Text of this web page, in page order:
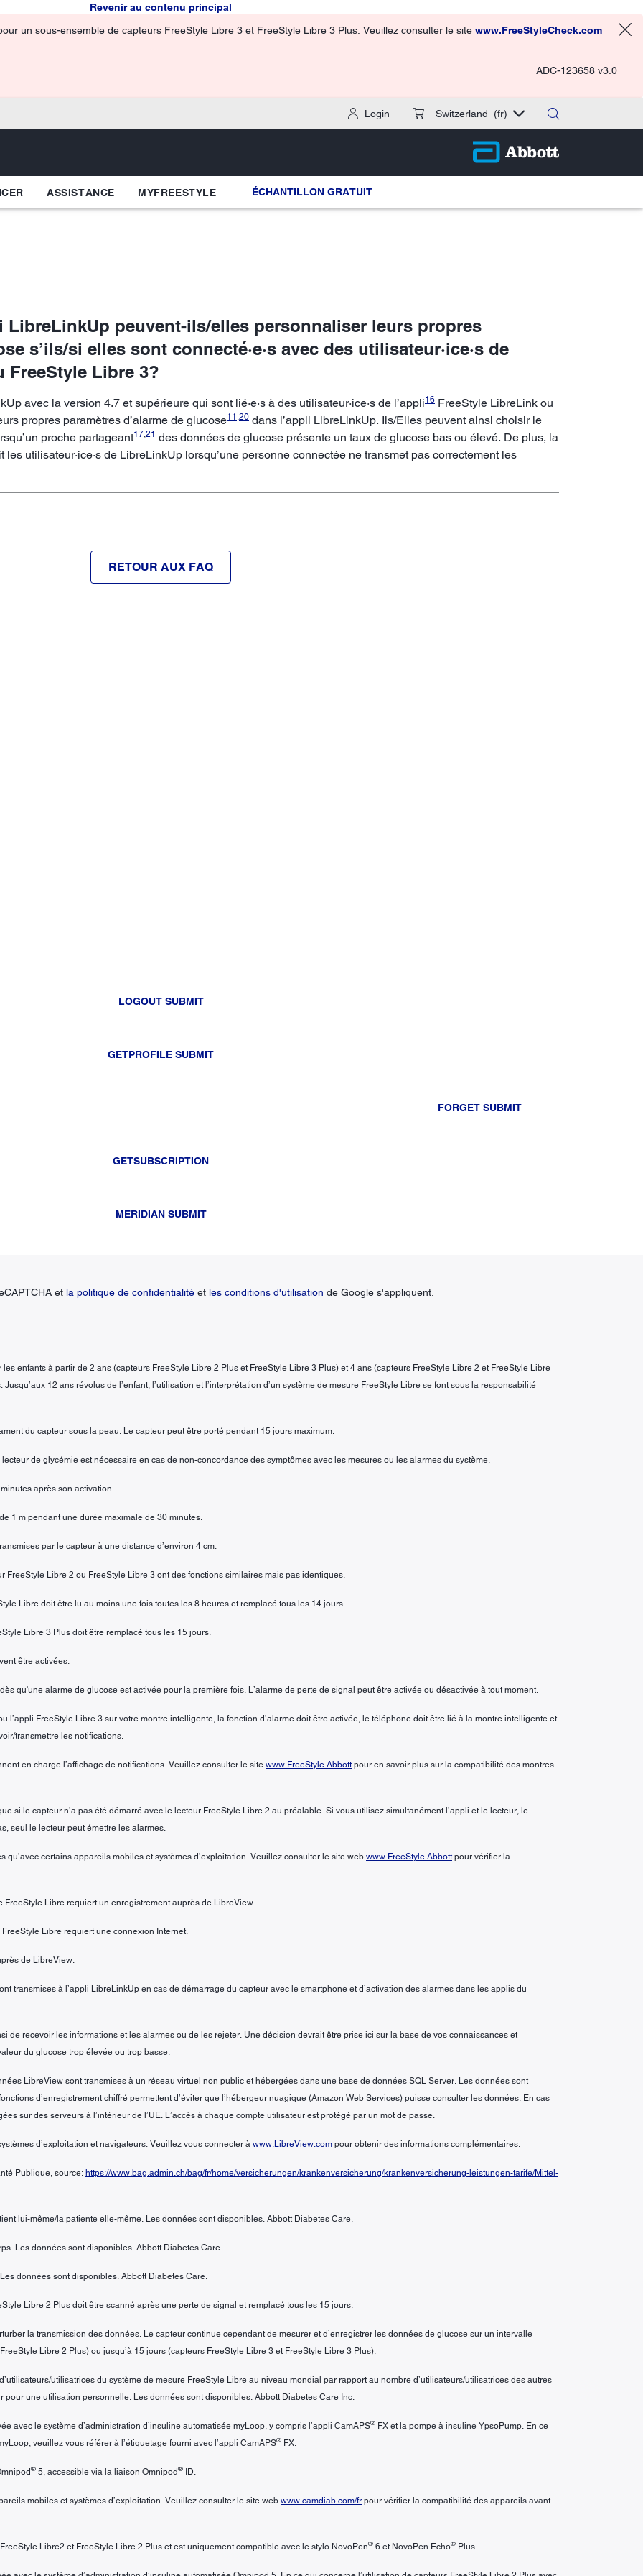
Revenir au contenu principal
un sous-ensemble de capteurs FreeStyle Libre 3 et FreeStyle Libre 3 Plus. Veuillez consulter le site www.FreeStyleCheck.com
ADC-123658 v3.0
Login Switzerland (fr)
ASSISTANCE MYFREESTYLE ÉCHANTILLON GRATUIT
LibreLinkUp peuvent-ils/elles personnaliser leurs propres
s’ils/si elles sont connecté·e·s avec des utilisateur·ice·s de
FreeStyle Libre 3?
avec la version 4.7 et supérieure qui sont lié·e·s à des utilisateur·ice·s de l’appli16 FreeStyle LibreLink ou
propres paramètres d’alarme de glucose11 ,20 dans l’appli LibreLinkUp. Ils/Elles peuvent ainsi choisir le
proche partageant17,21 des données de glucose présente un taux de glucose bas ou élevé. De plus, la
utilisateur·ice·s de LibreLinkUp lorsqu’une personne connectée ne transmet pas correctement les
RETOUR AUX FAQ
LOGOUT SUBMIT
GETPROFILE SUBMIT
FORGET SUBMIT
GETSUBSCRIPTION
MERIDIAN SUBMIT
et la politique de confidentialitéet les conditions d'utilisation de Google s'appliquent.
enfants à partir de 2 ans (capteurs FreeStyle Libre 2 Plus et FreeStyle Libre 3 Plus) et 4 ans (capteurs FreeStyle Libre 2 et FreeStyle Libre
12 ans révolus de l’enfant, l’utilisation et l’interprétation d’un système de mesure FreeStyle Libre se font sous la responsabilité
du capteur sous la peau. Le capteur peut être porté pendant 15 jours maximum.
de glycémie est nécessaire en cas de non-concordance des symptômes avec les mesures ou les alarmes du système.
après son activation.
1 m pendant une durée maximale de 30 minutes.
par le capteur à une distance d’environ 4 cm.
FreeStyle Libre 2 ou FreeStyle Libre 3 ont des fonctions similaires mais pas identiques.
Libre doit être lu au moins une fois toutes les 8 heures et remplacé tous les 14 jours.
Libre 3 Plus doit être remplacé tous les 15 jours.
être activées.
qu'une alarme de glucose est activée pour la première fois. L’alarme de perte de signal peut être activée ou désactivée à tout moment.
l’appli FreeStyle Libre 3 sur votre montre intelligente, la fonction d’alarme doit être activée, le téléphone doit être lié à la montre intelligente et
transmettre les notifications.
en charge l’affichage de notifications. Veuillez consulter le site www.FreeStyle.Abbott pour en savoir plus sur la compatibilité des montres
si le capteur n’a pas été démarré avec le lecteur FreeStyle Libre 2 au préalable. Si vous utilisez simultanément l’appli et le lecteur, le
seul le lecteur peut émettre les alarmes.
certains appareils mobiles et systèmes d’exploitation. Veuillez consulter le site web www.FreeStyle.Abbott pour vérifier la
Libre requiert un enregistrement auprès de LibreView.
Libre requiert une connexion Internet.
de LibreView.
transmises à l’appli LibreLinkUp en cas de démarrage du capteur avec le smartphone et d’activation des alarmes dans les applis du
de recevoir les informations et les alarmes ou de les rejeter. Une décision devrait être prise ici sur la base de vos connaissances et
du glucose trop élevée ou trop basse.
LibreView sont transmises à un réseau virtuel non public et hébergées dans une base de données SQL Server. Les données sont
d’enregistrement chiffré permettent d’éviter que l’hébergeur nuagique (Amazon Web Services) puisse consulter les données. En cas
sur des serveurs à l’intérieur de l’UE. L’accès à chaque compte utilisateur est protégé par un mot de passe.
d’exploitation et navigateurs. Veuillez vous connecter à www.LibreView.com pour obtenir des informations complémentaires.
Publique, source: https://www.bag.admin.ch/bag/fr/home/versicherungen/krankenversicherung/krankenversicherung-leistungen-tarife/Mittel-
lui-même/la patiente elle-même. Les données sont disponibles. Abbott Diabetes Care.
Les données sont disponibles. Abbott Diabetes Care.
données sont disponibles. Abbott Diabetes Care.
Libre 2 Plus doit être scanné après une perte de signal et remplacé tous les 15 jours.
la transmission des données. Le capteur continue cependant de mesurer et d’enregistrer les données de glucose sur un intervalle
Libre 2 Plus) ou jusqu’à 15 jours (capteurs FreeStyle Libre 3 et FreeStyle Libre 3 Plus).
utilisatrices du système de mesure FreeStyle Libre au niveau mondial par rapport au nombre d’utilisateurs/utilisatrices des autres
une utilisation personnelle. Les données sont disponibles. Abbott Diabetes Care Inc.
avec le système d’administration d’insuline automatisée myLoop, y compris l’appli CamAPS® FX et la pompe à insuline YpsoPump. En ce
veuillez vous référer à l’étiquetage fourni avec l’appli CamAPS® FX.
® 5, accessible via la liaison Omnipod® ID.
mobiles et systèmes d’exploitation. Veuillez consulter le site web www.camdiab.com/fr pour vérifier la compatibilité des appareils avant
Libre2 et FreeStyle Libre 2 Plus et est uniquement compatible avec le stylo NovoPen® 6 et NovoPen Echo® Plus.